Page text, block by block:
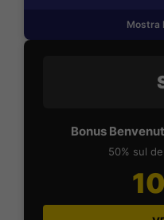
Mostra
Bonus
50% sul